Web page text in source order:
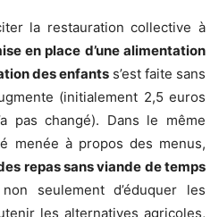
la restauration collective à
en place d’une alimentation
des enfants s’est faite sans
(initialement 2,5 euros
pas changé). Dans le même
menée à propos des menus,
repas sans viande de temps
seulement d’éduquer les
les alternatives agricoles,